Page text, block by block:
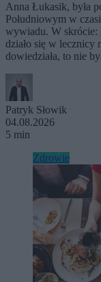
Anna Łukasik, była
Południowym w
wywiadu. W skrócie:
działo się w lecznicy
dowiedziała, to nie
Patryk Słowik
04.08.2026
5 min
Zdrowie